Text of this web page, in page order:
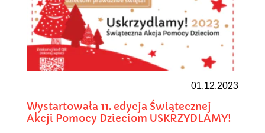
01.12.2023
Wystartowała 11. edycja Świątecznej
Akcji Pomocy Dzieciom USKRZYDLAMY!